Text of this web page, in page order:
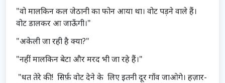
"वो मालकिन कल जेठानी का फोन आया था। वोट पड़ने वाले हैं।
वोट डालकर आ जाऊँगी।"
"अकेली जा रही है क्या?"
"नहीं मालकिन बेटा और मरद भी जा रहे हैं।"
"धत तेरे की! सिर्फ़ वोट देने के लिए इतनी दूर गाँव जाओगे। हज़ार-